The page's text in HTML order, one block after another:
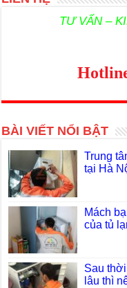
TƯ VẤN –
BÀI VIẾT NỔI BẬT
Trung
tại Hà
Mách
của tủ
Sau
lâu thì